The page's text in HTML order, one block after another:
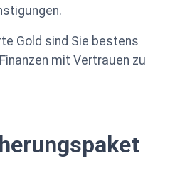
Gold sind Sie bestens
mit Vertrauen zu